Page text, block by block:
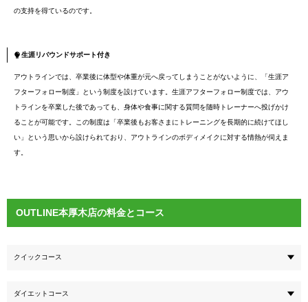
の支持を得ているのです。
生涯リバウンドサポート付き
アウトラインでは、卒業後に体型や体重が元へ戻ってしまうことがないように、「生涯ア
フターフォロー制度」という制度を設けています。生涯アフターフォロー制度では、アウ
トラインを卒業した後であっても、身体や食事に関する質問を随時トレーナーへ投げかけ
ることが可能です。この制度は「卒業後もお客さまにトレーニングを長期的に続けてほし
い」という思いから設けられており、アウトラインのボディメイクに対する情熱が伺えま
す。
OUTLINE本厚木店の料金とコース
クイックコース
ダイエットコース